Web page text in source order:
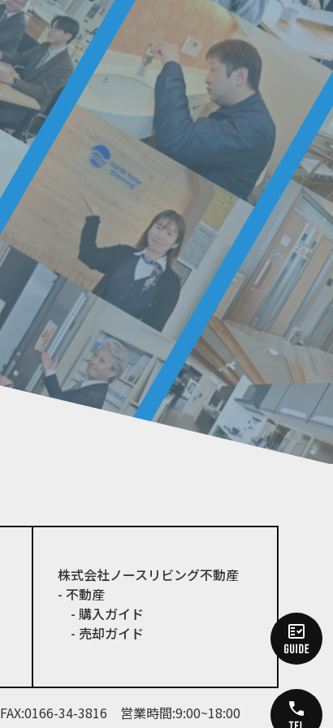
株式会社ノースリビング不動産
- 不動産
- 購入ガイド
- 売却ガイド
FAX:0166-34-3816 営業時間:9:00~18:00